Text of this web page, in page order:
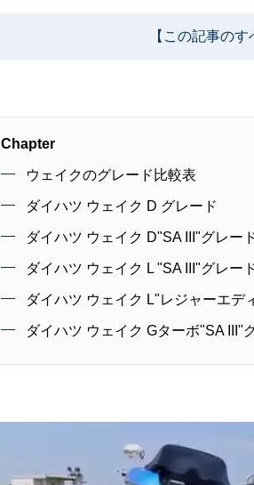
【この記事の
Chapter
ウェイクのグレード比較表
ダイハツ ウェイク D グレード
ダイハツ ウェイク D"SA III"グレー
ダイハツ ウェイク L "SA III"グレー
ダイハツ ウェイク L"レジャーエデ
ダイハツ ウェイク Gターボ"SA III"